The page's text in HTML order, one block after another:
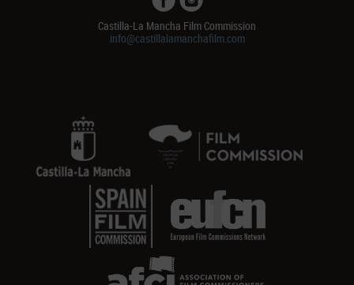
Castilla-La Mancha Film Commission
info@castillalamanchafilm.com